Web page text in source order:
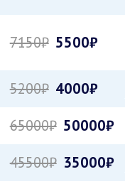
7150₽ 5500₽
5200₽ 4000₽
65000₽ 50000₽
45500₽ 35000₽